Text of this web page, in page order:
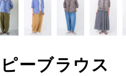
ーブラウス